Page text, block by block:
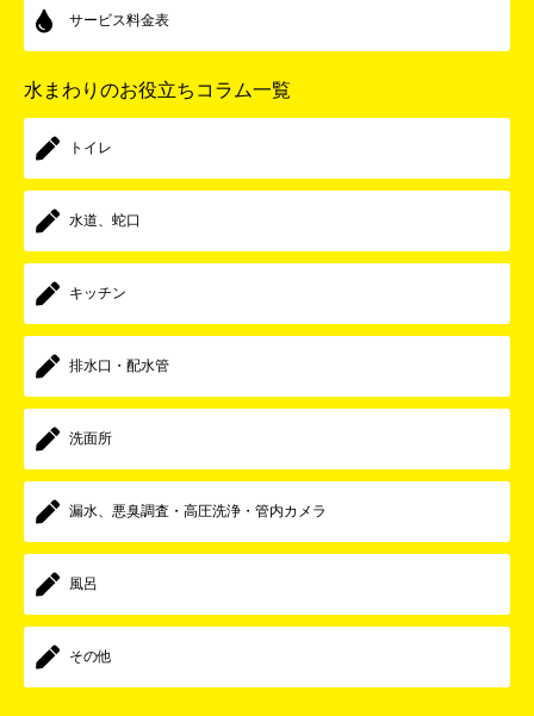
サービス料金表
水まわりのお役立ちコラム一覧
トイレ
水道、蛇口
キッチン
排水口・配水管
洗面所
漏水、悪臭調査・高圧洗浄・管内カメラ
風呂
その他